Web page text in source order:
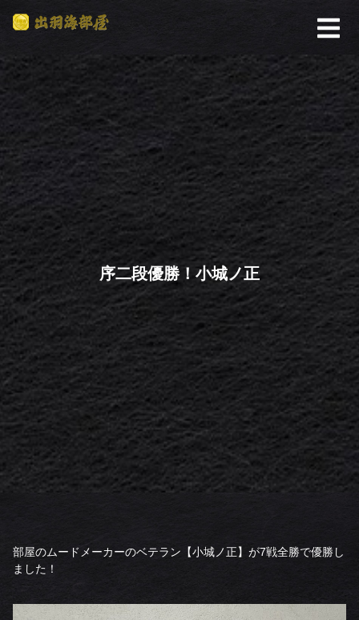
序二段優勝！小城ノ正
部屋のムードメーカーのベテラン【小城ノ正】が7戦全勝で優勝し
ました！